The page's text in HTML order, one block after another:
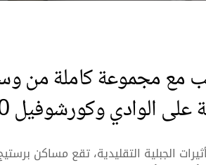
مع مجموعة كاملة من
الوادي وكورشوفيل 1850.
الجبلية التقليدية، تقع مساكن